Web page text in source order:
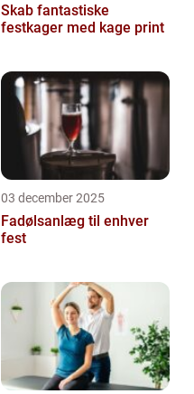
Skab fantastiske
festkager med kage print
03 december 2025
Fadølsanlæg til enhver
fest